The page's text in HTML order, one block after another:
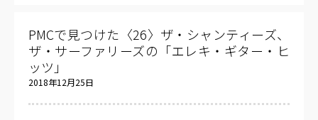
PMCで見つけた〈26〉ザ・シャンティーズ、
ザ・サーファリーズの「エレキ・ギター・ヒ
ッツ」
2018年12月25日